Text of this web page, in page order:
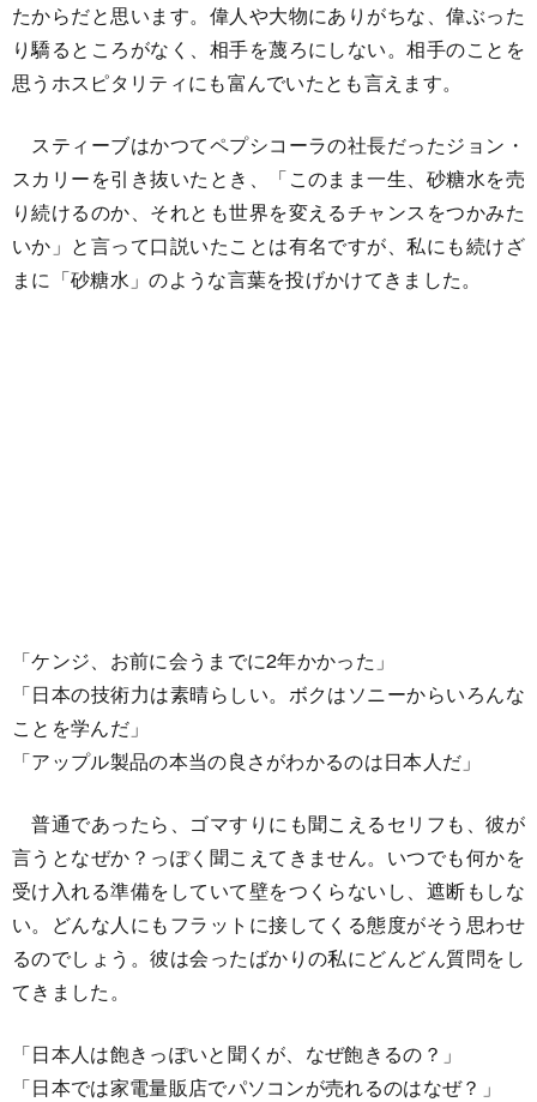
たからだと思います。偉人や大物にありがちな、偉ぶった
り驕るところがなく、相手を蔑ろにしない。相手のことを
思うホスピタリティにも富んでいたとも言えます。
スティーブはかつてペプシコーラの社長だったジョン・
スカリーを引き抜いたとき、「このまま一生、砂糖水を売
り続けるのか、それとも世界を変えるチャンスをつかみた
いか」と言って口説いたことは有名ですが、私にも続けざ
まに「砂糖水」のような言葉を投げかけてきました。
「ケンジ、お前に会うまでに2年かかった」
「日本の技術力は素晴らしい。ボクはソニーからいろんな
ことを学んだ」
「アップル製品の本当の良さがわかるのは日本人だ」
普通であったら、ゴマすりにも聞こえるセリフも、彼が
言うとなぜか？っぽく聞こえてきません。いつでも何かを
受け入れる準備をしていて壁をつくらないし、遮断もしな
い。どんな人にもフラットに接してくる態度がそう思わせ
るのでしょう。彼は会ったばかりの私にどんどん質問をし
てきました。
「日本人は飽きっぽいと聞くが、なぜ飽きるの？」
「日本では家電量販店でパソコンが売れるのはなぜ？」